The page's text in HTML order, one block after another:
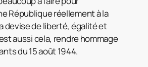
République réellement à la
devise de liberté, égalité et
aussi cela, rendre hommage
du 15 août 1944.